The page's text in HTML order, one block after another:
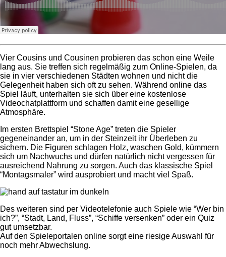
Vier Cousins und Cousinen probieren das schon eine Weile
lang aus. Sie treffen sich regelmäßig zum Online-Spielen, da
sie in vier verschiedenen Städten wohnen und nicht die
Gelegenheit haben sich oft zu sehen. Während online das
Spiel läuft, unterhalten sie sich über eine kostenlose
Videochatplattform und schaffen damit eine gesellige
Atmosphäre.
Im ersten Brettspiel “Stone Age” treten die Spieler
gegeneinander an, um in der Steinzeit ihr Überleben zu
sichern. Die Figuren schlagen Holz, waschen Gold, kümmern
sich um Nachwuchs und dürfen natürlich nicht vergessen für
ausreichend Nahrung zu sorgen. Auch das klassische Spiel
“Montagsmaler” wird ausprobiert und macht viel Spaß.
Des weiteren sind per Videotelefonie auch Spiele wie “Wer bin
ich?”, “Stadt, Land, Fluss”, “Schiffe versenken” oder ein Quiz
gut umsetzbar.
Auf den Spieleportalen online sorgt eine riesige Auswahl für
noch mehr Abwechslung.